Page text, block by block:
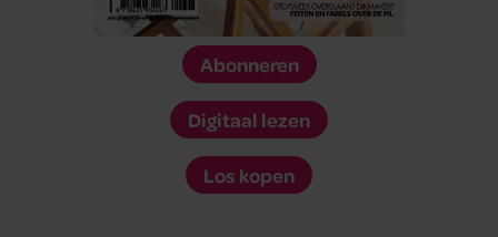
Abonneren
Digitaal lezen
Los kopen